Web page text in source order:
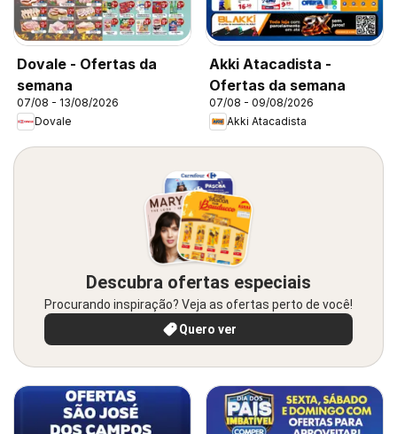
Dovale - Ofertas da
semana
07/08 - 13/08/2026
Dovale
Akki Atacadista -
Ofertas da semana
07/08 - 09/08/2026
Akki Atacadista
Descubra ofertas especiais
Procurando inspiração? Veja as ofertas perto de você!
Quero ver